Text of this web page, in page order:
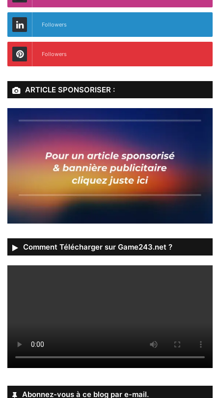
Followers
Followers
ARTICLE SPONSORISER :
Comment Télécharger sur Game243.net ?
Abonnez-vous à ce blog par e-mail.